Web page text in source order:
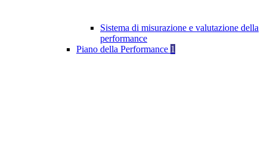
Sistema di misurazione e valutazione della
performance
Piano della Performance 1